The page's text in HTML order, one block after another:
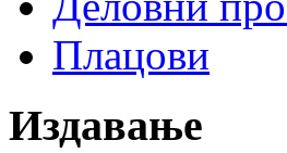
Плацови
Издавање